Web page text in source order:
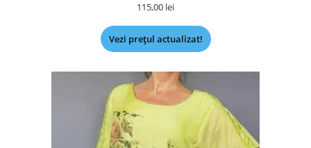
115,00 lei
Vezi prețul actualizat!